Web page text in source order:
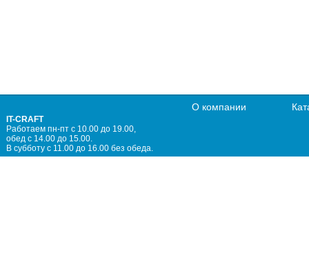
IT-CRAFT
Работаем пн-пт с 10.00 до 19.00,
обед с 14.00 до 15.00.
В субботу с 11.00 до 16.00 без обеда.
О компании